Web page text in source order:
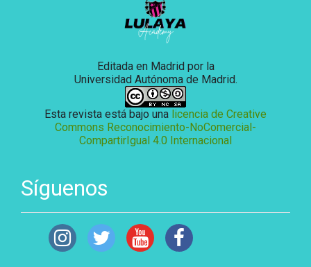
Editada en Madrid por la
Universidad Autónoma de Madrid.
Esta revista está bajo una licencia de Creative
Commons Reconocimiento-NoComercial-
CompartirIgual 4.0 Internacional
Síguenos